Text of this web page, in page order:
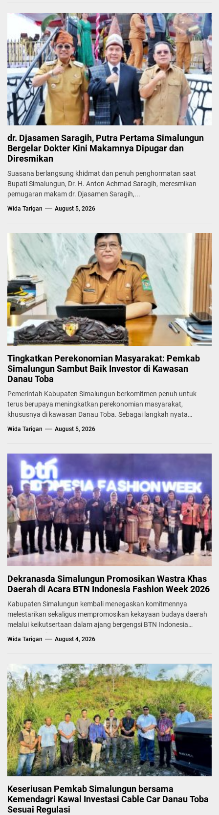
dr. Djasamen Saragih, Putra Pertama Simalungun
Bergelar Dokter Kini Makamnya Dipugar dan
Diresmikan
Suasana berlangsung khidmat dan penuh penghormatan saat
Bupati Simalungun, Dr. H. Anton Achmad Saragih, meresmikan
pemugaran makam dr. Djasamen Saragih,...
Wida Tarigan August 5, 2026
Tingkatkan Perekonomian Masyarakat: Pemkab
Simalungun Sambut Baik Investor di Kawasan
Danau Toba
Pemerintah Kabupaten Simalungun berkomitmen penuh untuk
terus berupaya meningkatkan perekonomian masyarakat,
khususnya di kawasan Danau Toba. Sebagai langkah nyata
mendukung...
Wida Tarigan August 5, 2026
Dekranasda Simalungun Promosikan Wastra Khas
Daerah di Acara BTN Indonesia Fashion Week 2026
Kabupaten Simalungun kembali menegaskan komitmennya
melestarikan sekaligus mempromosikan kekayaan budaya daerah
melalui keikutsertaan dalam ajang bergengsi BTN Indonesia
Fashion Week...
Wida Tarigan August 4, 2026
Keseriusan Pemkab Simalungun bersama
Kemendagri Kawal Investasi Cable Car Danau Toba
Sesuai Regulasi